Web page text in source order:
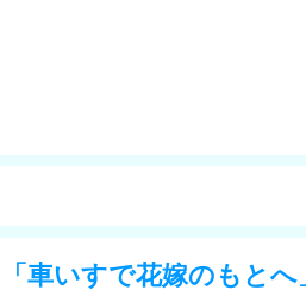
「車いすで花嫁のもと